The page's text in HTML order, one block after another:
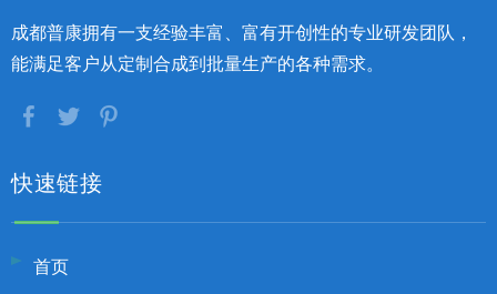
成都普康拥有一支经验丰富、富有开创性的专业研发团队，
能满足客户从定制合成到批量生产的各种需求。
快速链接
首页